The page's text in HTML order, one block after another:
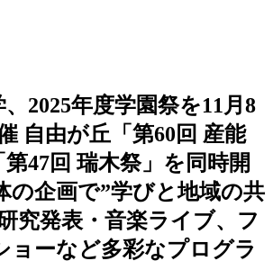
2025年度学園祭を11月8
自由が丘「第60回 産能
47回 瑞木祭」を同時開
の企画で”学びと地域の共
究発表・音楽ライブ、フ
ョーなど多彩なプログラ